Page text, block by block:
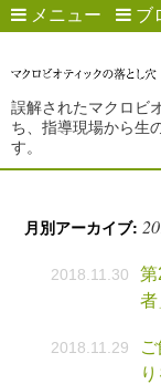
メニュー ブ
誤解されたマクロビ
ち、指導現場から生
す。
月別アーカイブ:
2018.11.30
2018.11.29